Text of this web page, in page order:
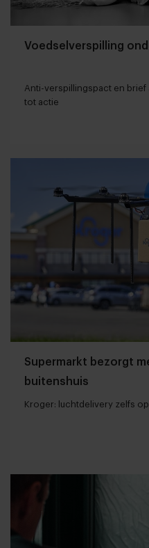
Voedselverspilling
Anti-verspillingspact en
tot actie
Supermarkt bezorgt
buitenshuis
Kroger: luchtdelivery zelfs